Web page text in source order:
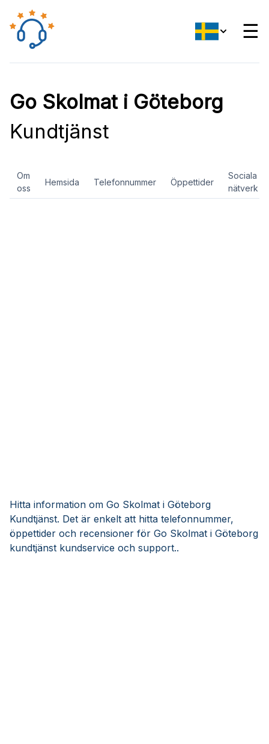
☰
Go Skolmat i Göteborg
Kundtjänst
Om
oss
Hemsida Telefonnummer Öppettider
Sociala
nätverk
Hitta information om Go Skolmat i Göteborg
Kundtjänst. Det är enkelt att hitta telefonnummer,
öppettider och recensioner för Go Skolmat i Göteborg
kundtjänst kundservice och support..